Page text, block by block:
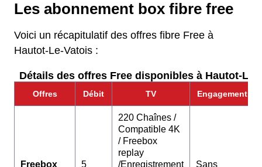
Les abonnement box fibre free
Voici un récapitulatif des offres fibre Free à
Hautot-Le-Vatois :
Détails des offres Free disponibles à Hautot-Le-
Offres Débit TV Engagement
Freebox
5
220 Chaînes /
Compatible 4K
/ Freebox
replay
/Enregistrement
Sans